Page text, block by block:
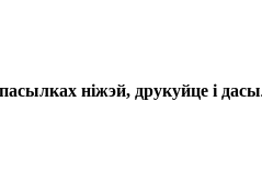
ніжэй, друкуйце і